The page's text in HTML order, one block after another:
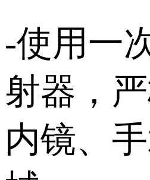
-使用一
射器，
内镜、